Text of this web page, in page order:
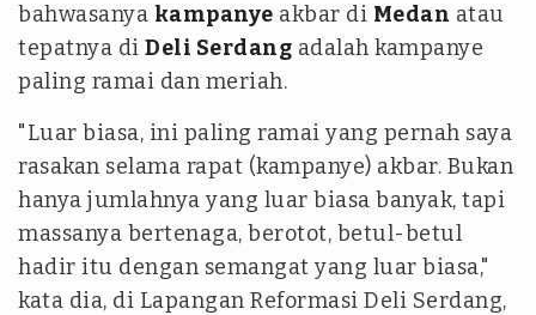
bahwasanya kampanye akbar di Medan atau
tepatnya di Deli Serdang adalah kampanye
paling ramai dan meriah.
"Luar biasa, ini paling ramai yang pernah saya
rasakan selama rapat (kampanye) akbar. Bukan
hanya jumlahnya yang luar biasa banyak, tapi
massanya bertenaga, berotot, betul-betul
hadir itu dengan semangat yang luar biasa,"
kata dia, di Lapangan Reformasi Deli Serdang,